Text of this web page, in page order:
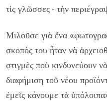
τὶς γλῶσσες - τὴν
Μιλοῦσε γιὰ ἕνα
σκοπός του ἦταν νὰ
στιγμὲς ποὺ κινδυνεύουν
διαφήμιση τοῦ νέου
ἐμεῖς κάνουμε τὰ